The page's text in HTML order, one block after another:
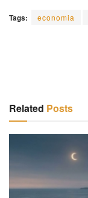
Tags: economia
Related Posts